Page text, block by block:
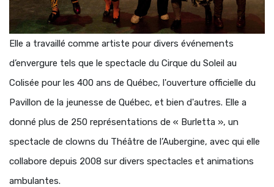
Elle a travaillé comme artiste pour divers événements
d’envergure tels que le spectacle du Cirque du Soleil au
Colisée pour les 400 ans de Québec, l'ouverture officielle du
Pavillon de la jeunesse de Québec, et bien d'autres. Elle a
donné plus de 250 représentations de « Burletta », un
spectacle de clowns du Théâtre de l’Aubergine, avec qui elle
collabore depuis 2008 sur divers spectacles et animations
ambulantes.